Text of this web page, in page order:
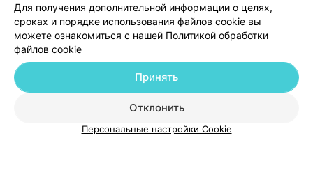
© 2026 ООО «Артокс Лаб», УНП 191700409
| 220012, Республика Беларусь,
Служба поддержки +375 291212755
ВЫ ВЛАДЕЛЕЦ?
Для получения дополнительной информации о целях,
сроках и порядке использования файлов cookie вы
можете ознакомиться с нашей Политикой обработки
файлов cookie
Отклонить
Принять
Персональные настройки Cookie